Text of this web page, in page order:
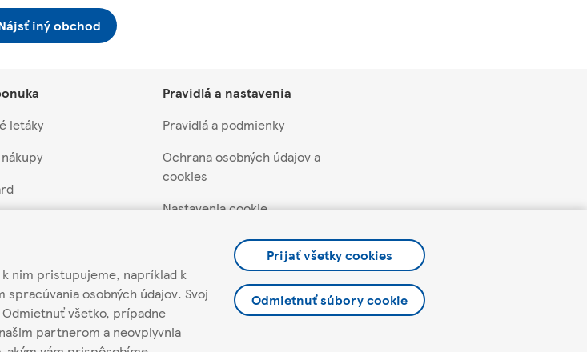
nim pristupujeme, napríklad k
osobných údajov. Svoj
všetko, prípadne
partnerom a neovplyvnia
Prijať všetky cookies
Odmietnuť súbory cookie
iný obchod
letáky
Pravidlá a nastavenia
Pravidlá a podmienky
Ochrana osobných údajov a
cookies
Nastavenia cookie
Pravidlá súťaží a akcií
Môj účet
Odber newslettera